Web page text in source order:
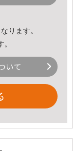
ります。
いて